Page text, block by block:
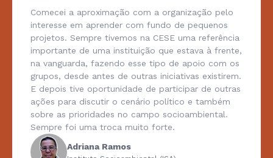
Comecei a aproximação com a organização pelo
interesse em aprender com fundo de pequenos
projetos. Sempre tivemos na CESE uma referência
importante de uma instituição que estava à frente,
na vanguarda, fazendo esse tipo de apoio com os
grupos, desde antes de outras iniciativas existirem.
E depois tive oportunidade de participar de outras
ações para discutir o cenário político e também
sobre as prioridades no campo socioambiental.
Sempre foi uma troca muito forte.
Adriana Ramos